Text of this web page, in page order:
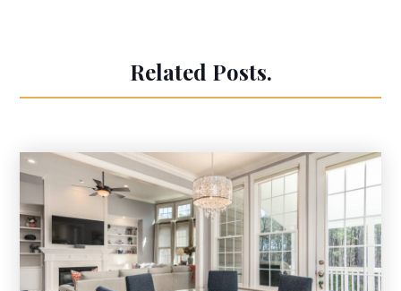
Related Posts.